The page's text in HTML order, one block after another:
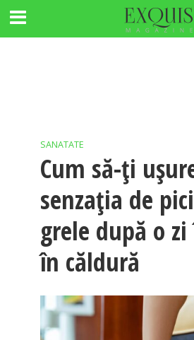
SANATATE
Cum să-ți
senzația de
grele după o
în căldură